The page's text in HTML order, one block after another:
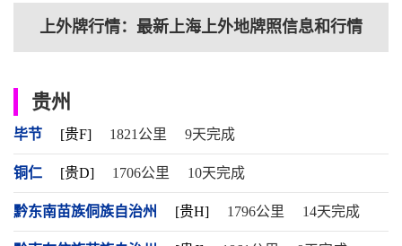
上外牌行情：最新上海上外地牌照信息和行情
贵州
毕节 [贵F] 1821公里 9天完成
铜仁 [贵D] 1706公里 10天完成
黔东南苗族侗族自治州 [贵H] 1796公里 14天完成